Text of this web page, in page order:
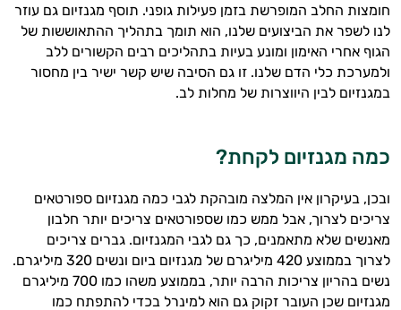
חומצות החלב המופרשת בזמן פעילות גופני. תוסף מגנזיום גם עוזר
לנו לשפר את הביצועים שלנו, הוא תומך בתהליך ההתאוששות של
הגוף אחרי האימון ומונע בעיות בתהליכים רבים הקשורים ללב
ולמערכת כלי הדם שלנו. זו גם הסיבה שיש קשר ישיר בין מחסור
במגנזיום לבין היווצרות של מחלות לב.
כמה מגנזיום לקחת?
ובכן, בעיקרון אין המלצה מובהקת לגבי כמה מגנזיום ספורטאים
צריכים לצרוך, אבל ממש כמו שספורטאים צריכים יותר חלבון
מאנשים שלא מתאמנים, כך גם לגבי המגנזיום. גברים צריכים
לצרוך בממוצע 420 מיליגרם של מגנזיום ביום ונשים 320 מיליגרם.
נשים בהריון צריכות הרבה יותר, בממוצע משהו כמו 700 מיליגרם
מגנזיום שכן העובר זקוק גם הוא למינרל בכדי להתפתח כמו
זה הזמן להתחיל. איך אוכל לעזור?